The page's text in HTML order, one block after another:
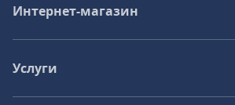
Интернет-магазин
Услуги